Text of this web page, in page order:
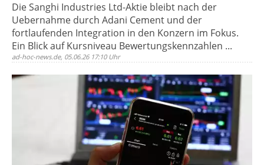
Die Sanghi Industries Ltd-Aktie bleibt nach der
Uebernahme durch Adani Cement und der
fortlaufenden Integration in den Konzern im Fokus.
Ein Blick auf Kursniveau Bewertungskennzahlen ...
ad-hoc-news.de, 05.06.26 17:10 Uhr